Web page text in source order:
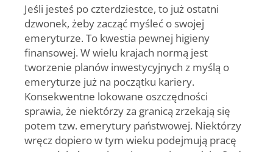
Jeśli jesteś po czterdziestce, to już ostatni
dzwonek, żeby zacząć myśleć o swojej
emeryturze. To kwestia pewnej higieny
finansowej. W wielu krajach normą jest
tworzenie planów inwestycyjnych z myślą o
emeryturze już na początku kariery.
Konsekwentne lokowane oszczędności
sprawia, że niektórzy za granicą zrzekają się
potem tzw. emerytury państwowej. Niektórzy
wręcz dopiero w tym wieku podejmują pracę